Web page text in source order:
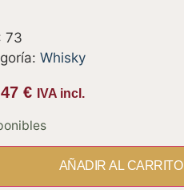
73
Whisky
€ IVA incl.
AÑADIR AL CARRITO